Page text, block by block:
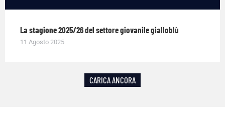
La stagione 2025/26 del settore giovanile gialloblù
11 Agosto 2025
CARICA ANCORA